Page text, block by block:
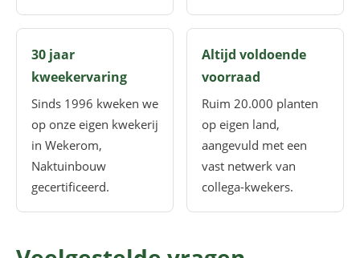
30 jaar
kweekervaring
Sinds 1996 kweken we
op onze eigen kwekerij
in Wekerom,
Naktuinbouw
gecertificeerd.
Altijd voldoende
voorraad
Ruim 20.000 planten
op eigen land,
aangevuld met een
vast netwerk van
collega-kwekers.